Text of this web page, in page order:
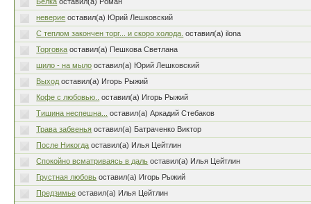
неверие оставил(а) Юрий Лешковский
С теплом закончен торг... и скоро холода. оставил(а) ilona
Торговка оставил(а) Пешкова Светлана
шило - на мыло оставил(а) Юрий Лешковский
Выход оставил(а) Игорь Рыжий
Кофе с любовью..
оставил(а) Игорь Рыжий
Тишина неспешна...
оставил(а) Аркадий Стебаков
Трава забвенья оставил(а) Батраченко Виктор
После Никогда оставил(а) Илья Цейтлин
Спокойно всматриваясь в даль оставил(а) Илья Цейтлин
Грустная любовь оставил(а) Игорь Рыжий
Предзимье оставил(а) Илья Цейтлин